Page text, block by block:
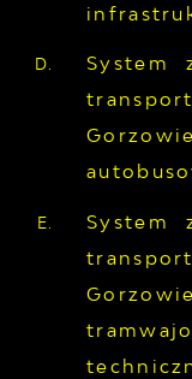
System
System